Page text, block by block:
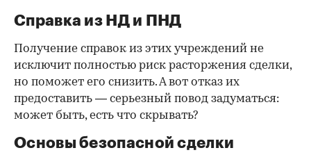
Справка из НД и ПНД
Получение справок из этих учреждений не
исключит полностью риск расторжения сделки,
но поможет его снизить. А вот отказ их
предоставить — серьезный повод задуматься:
может быть, есть что скрывать?
Основы безопасной сделки